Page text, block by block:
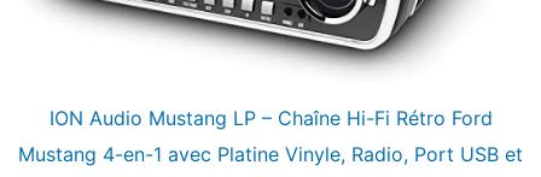
ION Audio Mustang LP – Chaîne Hi-Fi Rétro Ford
Mustang 4-en-1 avec Platine Vinyle, Radio, Port USB et